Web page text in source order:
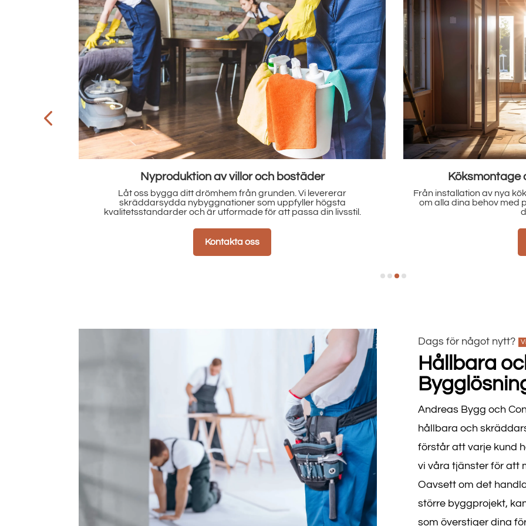
Köksmontage och mindre snickeriarbeten
Från installation av nya kök till detaljerade snickeriprojekt, vi tar hand
om alla dina behov med precision och omsorg, och ser till att varje
detalj blir perfekt.
Kontakta oss
Anpassa dina
trivsel. Vi skapar
stödjer
Dags för något nytt?
Hållbara
Andreas Bygg och
hållbara och
förstår att varje kund
vi våra tjänster för att
Oavsett om det
större byggprojekt,
som överstiger dina